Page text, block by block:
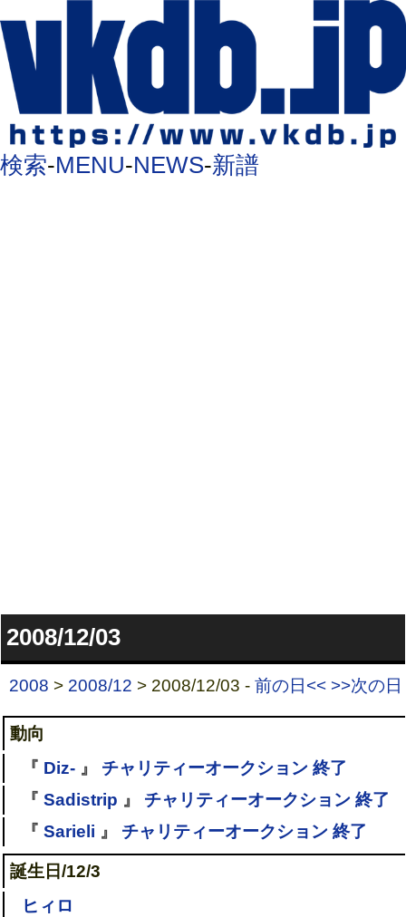
検索-MENU-NEWS-新譜
2008/12/03
2008 > 2008/12 > 2008/12/03 -前の日<< >>次の日
動向
『 Diz-』 チャリティーオークション 終了
『 Sadistrip 』 チャリティーオークション 終了
『 Sarieli 』 チャリティーオークション 終了
誕生日/12/3
ヒィロ